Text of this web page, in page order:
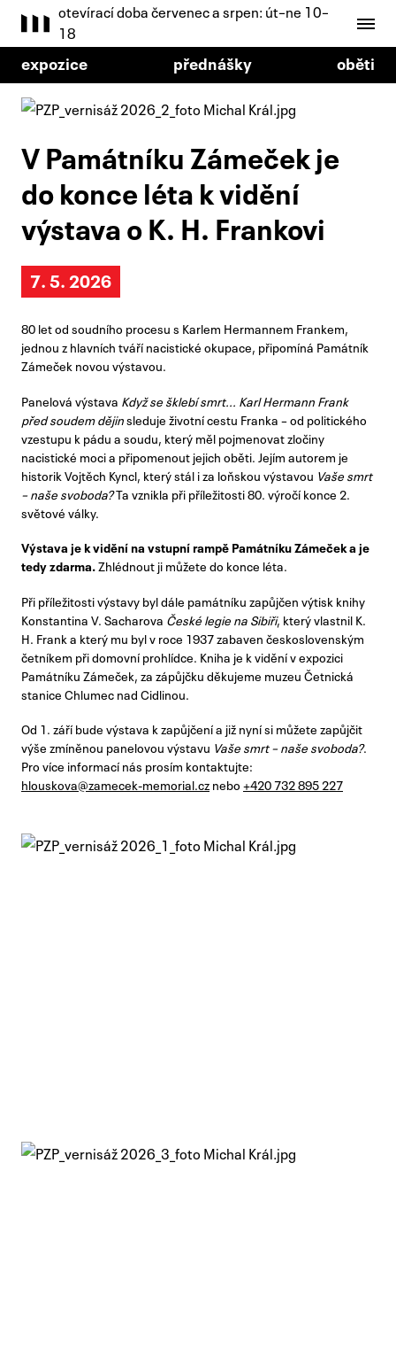
otevírací doba červenec a srpen: út–ne 10–
18
expozice přednášky oběti
V Památníku Zámeček je
do konce léta k vidění
výstava o K. H. Frankovi
7. 5. 2026
80 let od soudního procesu s Karlem Hermannem Frankem,
jednou z hlavních tváří nacistické okupace, připomíná Památník
Zámeček novou výstavou.
Panelová výstava Když se šklebí smrt... Karl Hermann Frank
před soudem dějinsleduje životní cestu Franka – od politického
vzestupu k pádu a soudu, který měl pojmenovat zločiny
nacistické moci a připomenout jejich oběti. Jejím autorem je
historik Vojtěch Kyncl, který stál i za loňskou výstavou Vaše smrt
– naše svoboda?Ta vznikla při příležitosti 80. výročí konce 2.
světové války.
Výstava je k vidění na vstupní rampě Památníku Zámeček a je
tedy zdarma.Zhlédnout ji můžete do konce léta.
Při příležitosti výstavy byl dále památníku zapůjčen výtisk knihy
Konstantina V. Sacharova České legie na Sibiři, který vlastnil K.
H. Frank a který mu byl v roce 1937 zabaven československým
četníkem při domovní prohlídce. Kniha je k vidění v expozici
Památníku Zámeček, za zápůjčku děkujeme muzeu Četnická
stanice Chlumec nad Cidlinou.
Od 1. září bude výstava k zapůjčení a již nyní si můžete zapůjčit
výše zmíněnou panelovou výstavu Vaše smrt – naše svoboda?.
Pro více informací nás prosím kontaktujte:
hlouskova@zamecek-memorial.cz nebo +420 732 895 227